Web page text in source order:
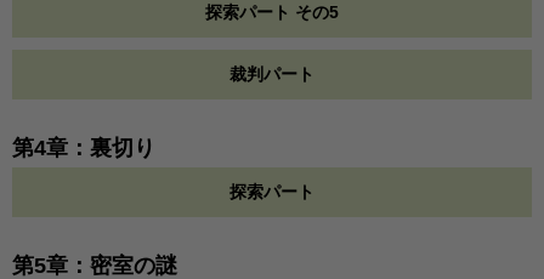
探索パート その5
裁判パート
第4章：裏切り
探索パート
第5章：密室の謎